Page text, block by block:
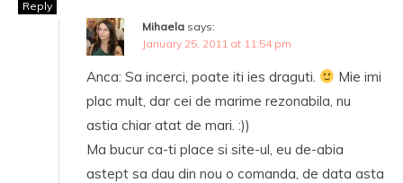
Reply
Mihaela says:
January 25, 2011 at 11:54 pm
Anca: Sa incerci, poate iti ies draguti.
Mie imi
plac mult, dar cei de marime rezonabila, nu
astia chiar atat de mari. :))
Ma bucur ca-ti place si site-ul, eu de-abia
astept sa dau din nou o comanda, de data asta